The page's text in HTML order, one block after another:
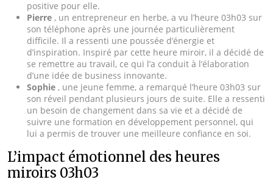
positive pour elle.
Pierre , un entrepreneur en herbe, a vu l’heure 03h03 sur
son téléphone après une journée particulièrement
difficile. Il a ressenti une poussée d’énergie et
d’inspiration. Inspiré par cette heure miroir, il a décidé de
se remettre au travail, ce qui l’a conduit à l’élaboration
d’une idée de business innovante.
Sophie , une jeune femme, a remarqué l’heure 03h03 sur
son réveil pendant plusieurs jours de suite. Elle a ressenti
un besoin de changement dans sa vie et a décidé de
suivre une formation en développement personnel, qui
lui a permis de trouver une meilleure confiance en soi.
L’impact émotionnel des heures
miroirs 03h03